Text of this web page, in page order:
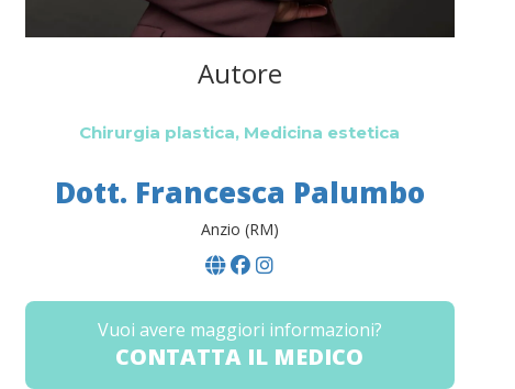
Autore
Chirurgia plastica, Medicina estetica
Dott. Francesca Palumbo
Anzio (RM)
Vuoi avere maggiori informazioni?
CONTATTA IL MEDICO